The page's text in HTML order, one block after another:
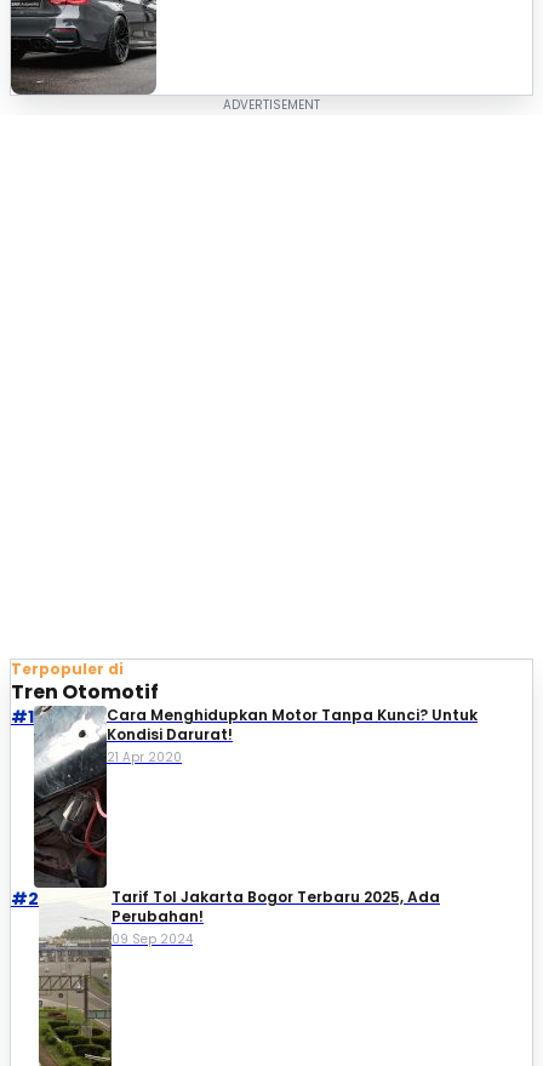
Terpopuler di
Tren Otomotif
#1
Cara Menghidupkan Motor Tanpa Kunci? Untuk
Kondisi Darurat!
21 Apr 2020
#2
Tarif Tol Jakarta Bogor Terbaru 2025, Ada
Perubahan!
09 Sep 2024